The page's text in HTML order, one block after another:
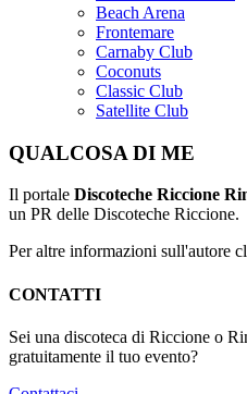
Beach Arena
Frontemare
Carnaby Club
Coconuts
Classic Club
Satellite Club
QUALCOSA DI ME
Il portale Discoteche Riccione
un PR delle Discoteche Riccione.
Per altre informazioni sull'autore
CONTATTI
Sei una discoteca di Riccione o
gratuitamente il tuo evento?